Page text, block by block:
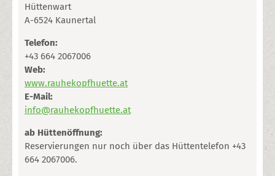
Hüttenwart
A-6524 Kaunertal
Telefon:
+43 664 2067006
Web:
www.rauhekopfhuette.at
E-Mail:
info@rauhekopfhuette.at
ab Hüttenöffnung:
Reservierungen nur noch über das Hüttentelefon +43
664 2067006.